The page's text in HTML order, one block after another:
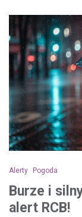
Alerty Pogoda
Burze i
alert RCB!